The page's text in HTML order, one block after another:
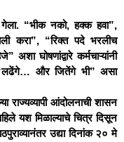
गेला. “भीक नको, हक्क हवा”,
करा”, “रिक्त पदे भरलीच
घोषणांद्वारे कर्मचाऱ्यांनी
“लढेंगे… और जितेंगे भी” असा
आंदोलनाची शासन
यश मिळाल्याचे चित्र दिसून
उद्या दिनांक २० मे